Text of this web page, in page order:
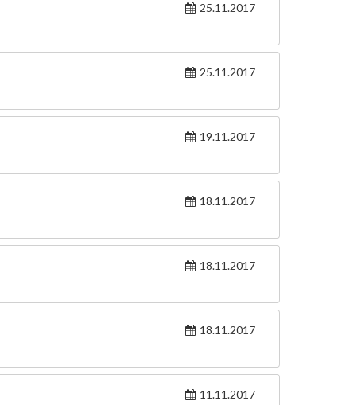
25.11.2017
25.11.2017
19.11.2017
18.11.2017
18.11.2017
18.11.2017
11.11.2017